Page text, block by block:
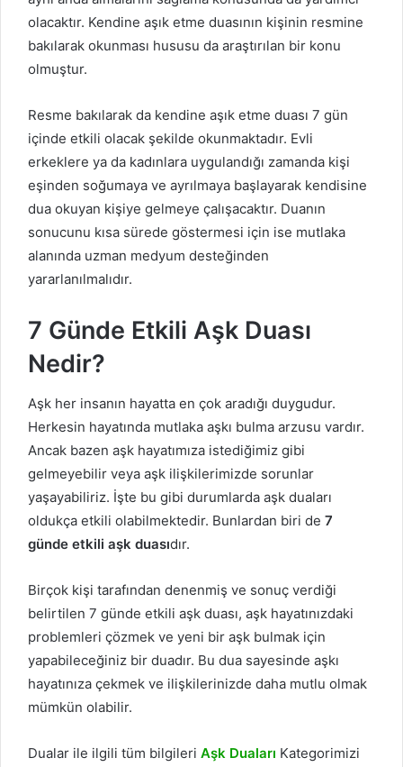
olacaktır. Kendine aşık etme duasının kişinin resmine
bakılarak okunması hususu da araştırılan bir konu
olmuştur.
Resme bakılarak da kendine aşık etme duası 7 gün
içinde etkili olacak şekilde okunmaktadır. Evli
erkeklere ya da kadınlara uygulandığı zamanda kişi
eşinden soğumaya ve ayrılmaya başlayarak kendisine
dua okuyan kişiye gelmeye çalışacaktır. Duanın
sonucunu kısa sürede göstermesi için ise mutlaka
alanında uzman medyum desteğinden
yararlanılmalıdır.
7 Günde Etkili Aşk Duası
Nedir?
Aşk her insanın hayatta en çok aradığı duygudur.
Herkesin hayatında mutlaka aşkı bulma arzusu vardır.
Ancak bazen aşk hayatımıza istediğimiz gibi
gelmeyebilir veya aşk ilişkilerimizde sorunlar
yaşayabiliriz. İşte bu gibi durumlarda aşk duaları
oldukça etkili olabilmektedir. Bunlardan biri de 7
günde etkili aşk duasıdır.
Birçok kişi tarafından denenmiş ve sonuç verdiği
belirtilen 7 günde etkili aşk duası, aşk hayatınızdaki
problemleri çözmek ve yeni bir aşk bulmak için
yapabileceğiniz bir duadır. Bu dua sayesinde aşkı
hayatınıza çekmek ve ilişkilerinizde daha mutlu olmak
mümkün olabilir.
Dualar ile ilgili tüm bilgileri Aşk Duaları Kategorimizi